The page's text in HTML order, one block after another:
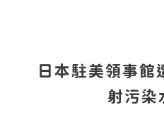
日本駐美領事
射污染